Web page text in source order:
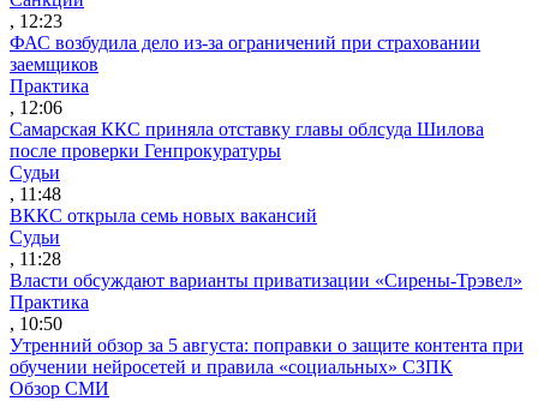
, 12:23
ФАС возбудила дело из-за ограничений при страховании
заемщиков
Практика
, 12:06
Самарская ККС приняла отставку главы облсуда Шилова
после проверки Генпрокуратуры
Судьи
, 11:48
ВККС открыла семь новых вакансий
Судьи
, 11:28
Власти обсуждают варианты приватизации «Сирены-Трэвел»
Практика
, 10:50
Утренний обзор за 5 августа: поправки о защите контента при
обучении нейросетей и правила «социальных» СЗПК
Обзор СМИ